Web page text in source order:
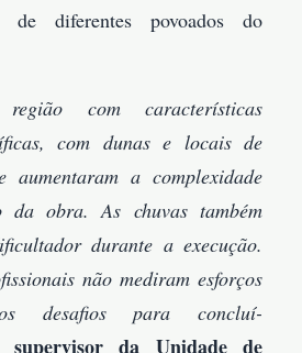
diferentes povoados do
com características
com dunas e locais de
aumentaram a complexidade
da obra. As chuvas também
durante a execução.
não mediram esforços
desafios para concluí-
supervisor da Unidade de